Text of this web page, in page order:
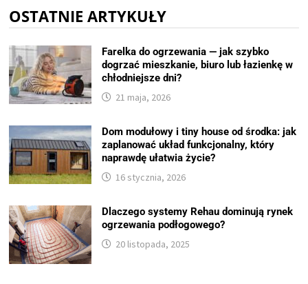
OSTATNIE ARTYKUŁY
Farelka do ogrzewania — jak szybko
dogrzać mieszkanie, biuro lub łazienkę w
chłodniejsze dni?
21 maja, 2026
Dom modułowy i tiny house od środka: jak
zaplanować układ funkcjonalny, który
naprawdę ułatwia życie?
16 stycznia, 2026
Dlaczego systemy Rehau dominują rynek
ogrzewania podłogowego?
20 listopada, 2025